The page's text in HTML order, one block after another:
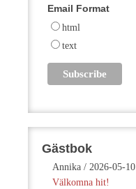
Email Format
html
text
Gästbok
Annika / 2026-05-10
Välkomna hit!